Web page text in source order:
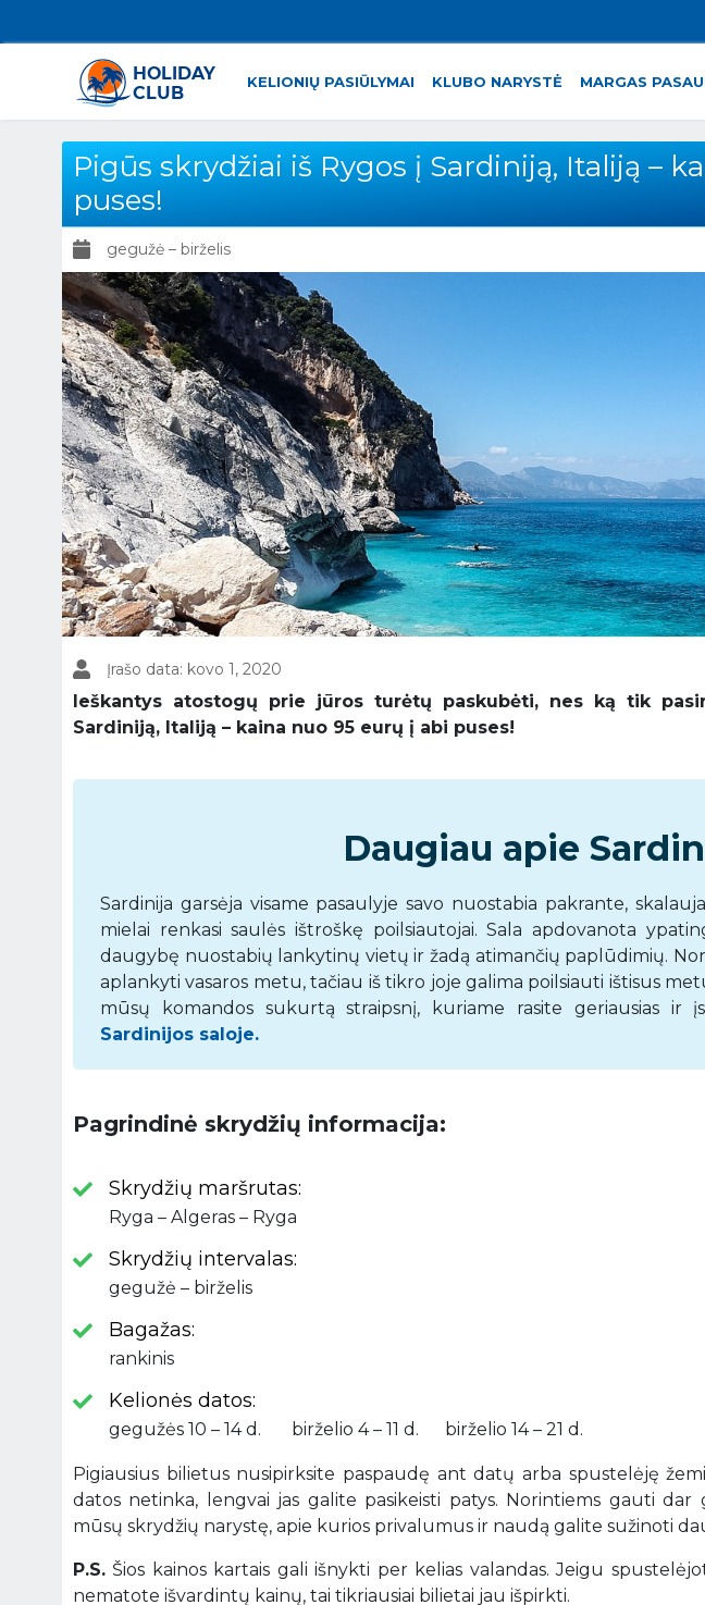
KELIONIŲ PASIŪLYMAI KLUBO NARYSTĖ MARGAS
Pigūs skrydžiai iš Rygos į Sardiniją, Italiją –
puses!
gegužė – birželis
Įrašo data: kovo 1, 2020
Ieškantys atostogų prie jūros turėtų paskubėti, nes ką tik
Sardiniją, Italiją – kaina nuo 95 eurų į abi puses!
Daugiau apie
Sardinija garsėja visame pasaulyje savo nuostabia pakrante,
mielai renkasi saulės ištroškę poilsiautojai. Sala apdovanota
daugybę nuostabių lankytinų vietų ir žadą atimančių paplūdimių.
aplankyti vasaros metu, tačiau iš tikro joje galima poilsiauti ištisus
mūsų komandos sukurtą straipsnį, kuriame rasite geriausias ir
Sardinijos saloje.
Pagrindinė skrydžių informacija:
Skrydžių maršrutas:
Ryga – Algeras – Ryga
Skrydžių intervalas:
gegužė – birželis
Bagažas:
rankinis
Kelionės datos:
gegužės 10 – 14 d. birželio 4 – 11 d. birželio 14 – 21 d.
Pigiausius bilietus nusipirksite paspaudę ant datų arba spustelėję
datos netinka, lengvai jas galite pasikeisti patys. Norintiems gauti dar
mūsų skrydžių narystę, apie kurios privalumus ir naudą galite sužinoti
P.S. Šios kainos kartais gali išnykti per kelias valandas. Jeigu
nematote išvardintų kainų, tai tikriausiai bilietai jau išpirkti.